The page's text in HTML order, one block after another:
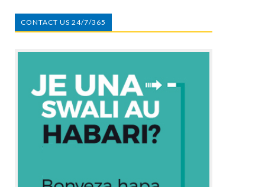
CONTACT US 24/7/365